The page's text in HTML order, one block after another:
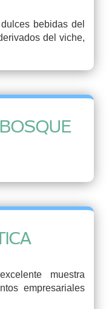
bebidas del
del viche,
muestra
empresariales